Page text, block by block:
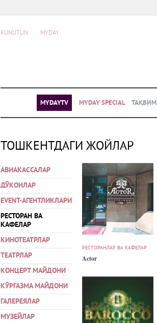
KUNUTUN MYDAY
MYDAYTV MYDAY SPECIAL ТАҚВИМ
ТОШКЕНТДАГИ ЖОЙЛАР
АВИАКАССАЛАР
ДЎКОНЛАР
EVENT-АГЕНТЛИКЛАРИ
РЕСТОРАН ВА
КАФЕЛАР
КИНОТЕАТРЛАР
ТЕАТРЛАР
КОНЦЕРТ МАЙДОНИ
КЎРГАЗМА МАЙДОНИ
ГАЛЕРЕЯЛАР
МУЗЕЙЛАР
РЕСТОРАНЛАР ВА КАФЕЛАР
Actor